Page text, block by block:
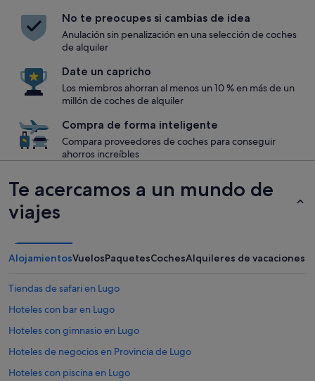
No te preocupes si cambias de idea
Anulación sin penalización en una selección de coches
de alquiler
Date un capricho
Los miembros ahorran al menos un 10 % en más de un
millón de coches de alquiler
Compra de forma inteligente
Compara proveedores de coches para conseguir
ahorros increíbles
Te acercamos a un mundo de
viajes
AlojamientosVuelosPaquetesCochesAlquileres de vacaciones
Tiendas de safari en Lugo
Hoteles con bar en Lugo
Hoteles con gimnasio en Lugo
Hoteles de negocios en Provincia de Lugo
Hoteles con piscina en Lugo